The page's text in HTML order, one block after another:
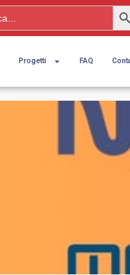
Progetti FAQ